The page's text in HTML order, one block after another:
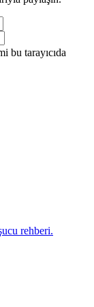
bu tarayıcıda
rehberi.